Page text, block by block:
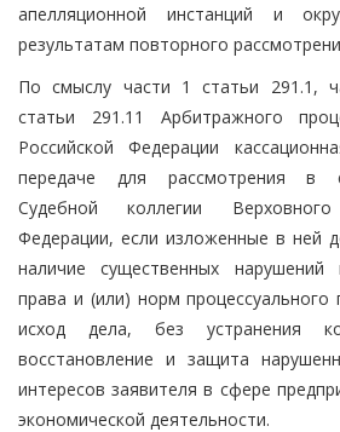
апелляционной инстанций и
результатам повторного
По смыслу части 1 статьи 291.1,
статьи 291.11 Арбитражного
Российской Федерации
передаче для рассмотрения в
Судебной коллегии
Федерации, если изложенные в ней
наличие существенных нарушений
права и (или) норм процессуального
исход дела, без устранения
восстановление и защита
интересов заявителя в сфере
экономической деятельности.